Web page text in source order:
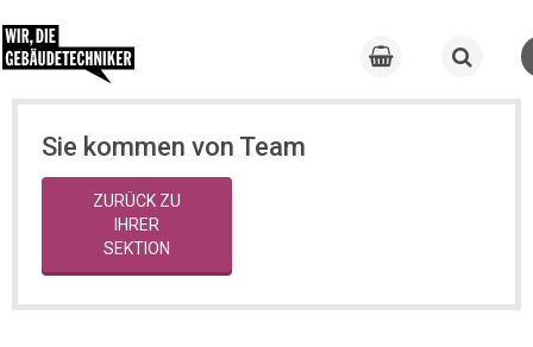
Sie kommen von Team
ZURÜCK ZU
IHRER
SEKTION